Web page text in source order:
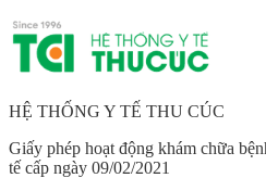
HỆ THỐNG Y TẾ THU CÚC
Giấy phép hoạt động khám chữa
tế cấp ngày 09/02/2021